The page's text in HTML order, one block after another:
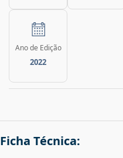
Ano de Edição
2022
Ficha Técnica: